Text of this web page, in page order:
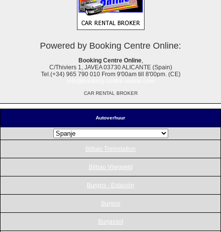
Autoverhuur
Bilbao Treinstation
Bilbao Vliegveld
Burgos - Estación
Burgos
Burjassot
Powered by Booking Centre Online:
Booking Centre Online,
C/Thiviers 1, JAVEA 03730 ALICANTE (Spain)
Tel.(+34) 965 790 010 From 9'00am till 8'00pm. (CE)
CAR RENTAL BROKER